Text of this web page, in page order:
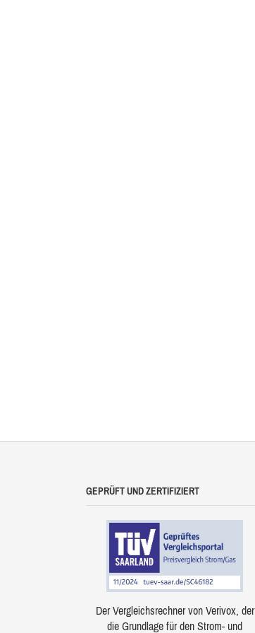
GEPRÜFT UND ZERTIFIZIERT
Der Vergleichsrechner von Verivox, der
die Grundlage für den Strom- und